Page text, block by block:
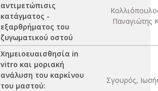
αντιμετώπισις
κατάγματος -
εξαρθρήματος του
ζυγωματικού οστού
Παναγιώτης
Χημειοευαισθησία in
vitro και μοριακή
ανάλυση του καρκίνου
του μαστού:
Σγουρός,